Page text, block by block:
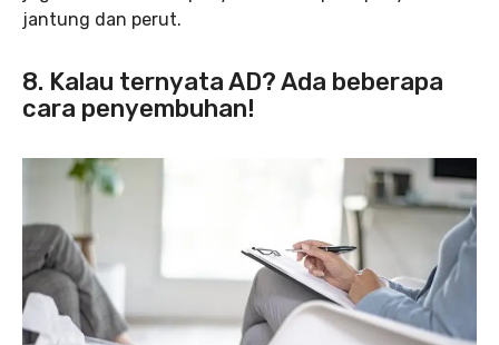
jantung dan perut.
8. Kalau ternyata AD? Ada beberapa
cara penyembuhan!